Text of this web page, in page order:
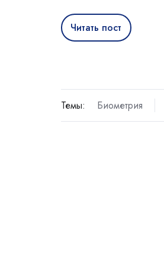
Читать пост
Темы: Биометрия